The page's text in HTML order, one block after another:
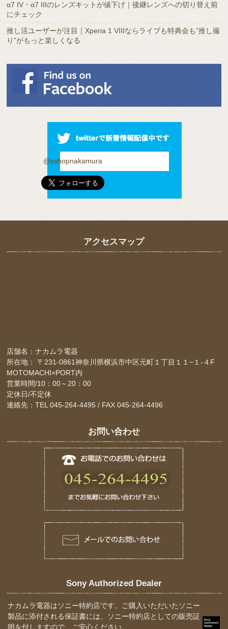
α7 IV・α7 IIIのレンズキットが値下げ｜後継レンズへの切り替え前
にチェック
推し活ユーザーが注目｜Xperia 1 VIIIならライブも特典会も”推し撮
り”がもっと楽しくなる
@sshopnakamura
アクセスマップ
店舗名：ナカムラ電器
所在地： 〒231-0861神奈川県横浜市中区元町１丁目１１−１-４F
MOTOMACHI×PORT内
営業時間/10：00～20：00
定休日/不定休
連絡先：TEL 045-264-4495 / FAX 045-264-4496
お問い合わせ
Sony Authorized Dealer
ナカムラ電器はソニー特約店です。ご購入いただいたソニー
製品に添付される保証書には、ソニー特約店としての販売証
明を付しますので、ご安心ください。